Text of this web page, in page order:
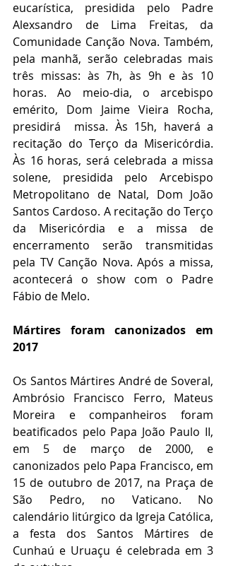
eucarística, presidida pelo Padre
Alexsandro de Lima Freitas, da
Comunidade Canção Nova. Também,
pela manhã, serão celebradas mais
três missas: às 7h, às 9h e às 10
horas. Ao meio-dia, o arcebispo
emérito, Dom Jaime Vieira Rocha,
presidirá  missa. Às 15h, haverá a
recitação do Terço da Misericórdia.
Às 16 horas, será celebrada a missa
solene, presidida pelo Arcebispo
Metropolitano de Natal, Dom João
Santos Cardoso. A recitação do Terço
da Misericórdia e a missa de
encerramento serão transmitidas
pela TV Canção Nova. Após a missa,
acontecerá o show com o Padre
Fábio de Melo.
Mártires foram canonizados em
2017
Os Santos Mártires André de Soveral,
Ambrósio Francisco Ferro, Mateus
Moreira e companheiros foram
beatificados pelo Papa João Paulo II,
em 5 de março de 2000, e
canonizados pelo Papa Francisco, em
15 de outubro de 2017, na Praça de
São Pedro, no Vaticano. No
calendário litúrgico da Igreja Católica,
a festa dos Santos Mártires de
Cunhaú e Uruaçu é celebrada em 3